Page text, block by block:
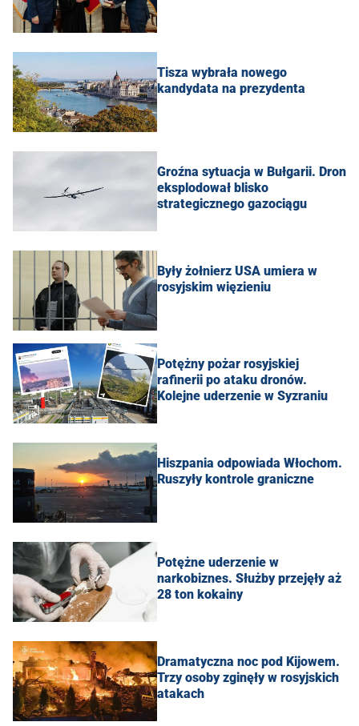
Tisza wybrała nowego
kandydata na prezydenta
Groźna sytuacja w Bułgarii. Dron
eksplodował blisko
strategicznego gazociągu
Były żołnierz USA umiera w
rosyjskim więzieniu
Potężny pożar rosyjskiej
rafinerii po ataku dronów.
Kolejne uderzenie w Syzraniu
Hiszpania odpowiada Włochom.
Ruszyły kontrole graniczne
Potężne uderzenie w
narkobiznes. Służby przejęły aż
28 ton kokainy
Dramatyczna noc pod Kijowem.
Trzy osoby zginęły w rosyjskich
atakach